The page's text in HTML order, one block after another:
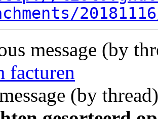
message (by
facturen
(by